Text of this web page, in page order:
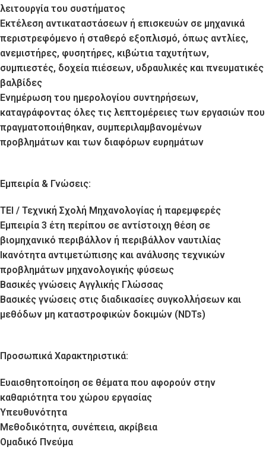
λειτουργία του συστήματος
Εκτέλεση αντικαταστάσεων ή επισκευών σε μηχανικά
περιστρεφόμενο ή σταθερό εξοπλισμό, όπως αντλίες,
ανεμιστήρες, φυσητήρες, κιβώτια ταχυτήτων,
συμπιεστές, δοχεία πιέσεων, υδραυλικές και πνευματικές
βαλβίδες
Ενημέρωση του ημερολογίου συντηρήσεων,
καταγράφοντας όλες τις λεπτομέρειες των εργασιών που
πραγματοποιήθηκαν, συμπεριλαμβανομένων
προβλημάτων και των διαφόρων ευρημάτων
Εμπειρία & Γνώσεις:
TEI / Τεχνική Σχολή Μηχανολογίας ή παρεμφερές
Εμπειρία 3 έτη περίπου σε αντίστοιχη θέση σε
βιομηχανικό περιβάλλον ή περιβάλλον ναυτιλίας
Ικανότητα αντιμετώπισης και ανάλυσης τεχνικών
προβλημάτων μηχανολογικής φύσεως
Βασικές γνώσεις Αγγλικής Γλώσσας
Βασικές γνώσεις στις διαδικασίες συγκολλήσεων και
μεθόδων μη καταστροφικών δοκιμών (NDTs)
Προσωπικά Χαρακτηριστικά:
Ευαισθητοποίηση σε θέματα που αφορούν στην
καθαριότητα του χώρου εργασίας
Υπευθυνότητα
Μεθοδικότητα, συνέπεια, ακρίβεια
Ομαδικό Πνεύμα